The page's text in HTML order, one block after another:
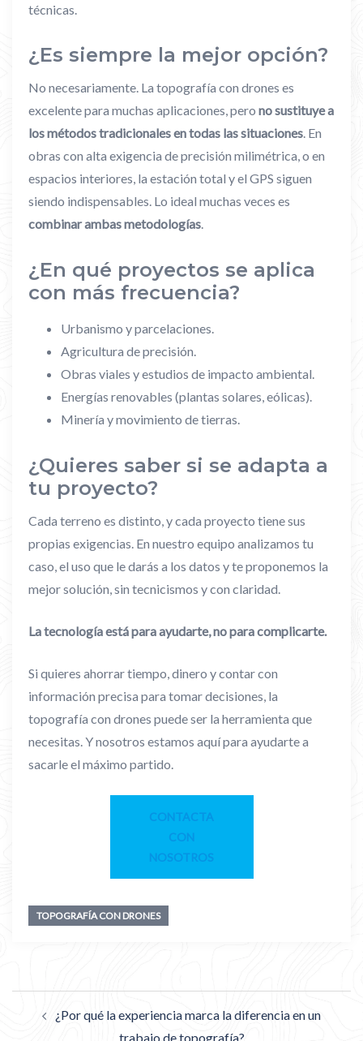
técnicas.
¿Es siempre la mejor opción?
No necesariamente. La topografía con drones es
excelente para muchas aplicaciones, pero no sustituye a
los métodos tradicionales en todas las situaciones. En
obras con alta exigencia de precisión milimétrica, o en
espacios interiores, la estación total y el GPS siguen
siendo indispensables. Lo ideal muchas veces es
combinar ambas metodologías.
¿En qué proyectos se aplica
con más frecuencia?
Urbanismo y parcelaciones.
Agricultura de precisión.
Obras viales y estudios de impacto ambiental.
Energías renovables (plantas solares, eólicas).
Minería y movimiento de tierras.
¿Quieres saber si se adapta a
tu proyecto?
Cada terreno es distinto, y cada proyecto tiene sus
propias exigencias. En nuestro equipo analizamos tu
caso, el uso que le darás a los datos y te proponemos la
mejor solución, sin tecnicismos y con claridad.
La tecnología está para ayudarte, no para complicarte.
Si quieres ahorrar tiempo, dinero y contar con
información precisa para tomar decisiones, la
topografía con drones puede ser la herramienta que
necesitas. Y nosotros estamos aquí para ayudarte a
sacarle el máximo partido.
CONTACTA
CON
NOSOTROS
TOPOGRAFÍA CON DRONES
¿Por qué la experiencia marca la diferencia en un
trabajo de topografía?